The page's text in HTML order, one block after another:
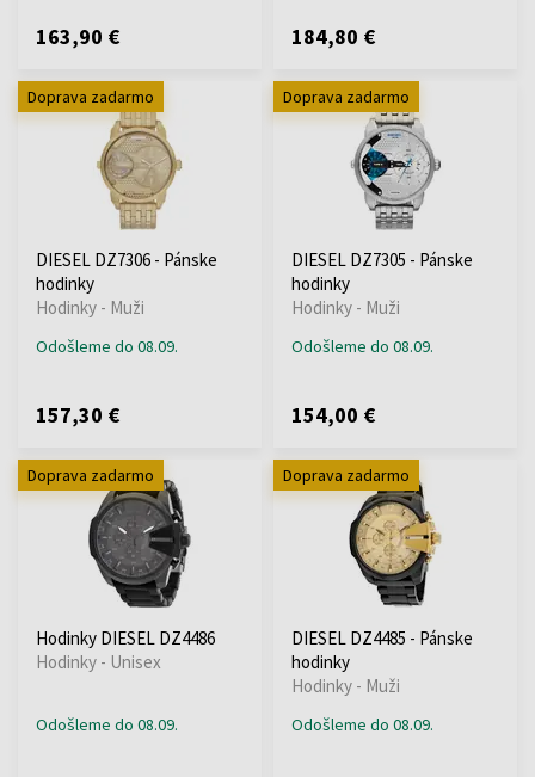
163,90 € 184,80 €
Doprava zadarmo
DIESEL DZ7306 - Pánske
hodinky
Hodinky - Muži
Odošleme do 08.09.
157,30 €
Doprava zadarmo
DIESEL DZ7305 - Pánske
hodinky
Hodinky - Muži
Odošleme do 08.09.
154,00 €
Doprava zadarmo
Hodinky DIESEL DZ4486
Hodinky - Unisex
Odošleme do 08.09.
Doprava zadarmo
DIESEL DZ4485 - Pánske
hodinky
Hodinky - Muži
Odošleme do 08.09.